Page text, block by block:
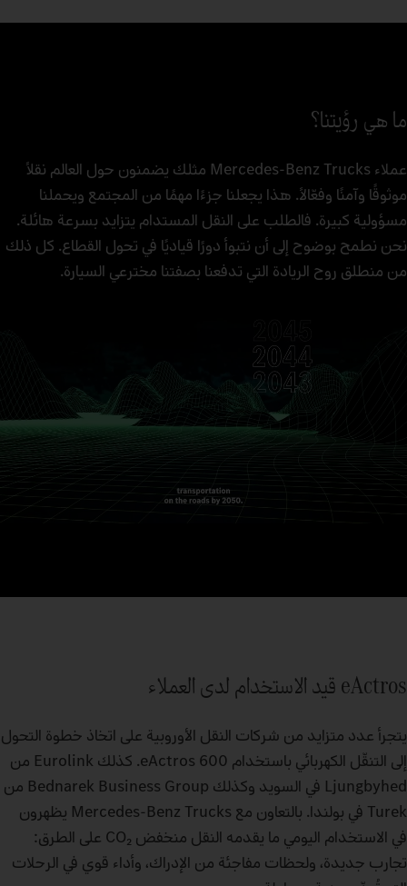
ما هي رؤيتنا؟
عملاء Mercedes‑Benz Trucks مثلك يضمنون حول العالم نقلًا
موثوقًا وآمنًا وفعّالًا. هذا يجعلنا جزءًا مهمًا من المجتمع ويحملنا
مسؤولية كبيرة. فالطلب على النقل المستدام يتزايد بسرعة هائلة.
نحن نطمح بوضوح إلى أن نتبوأ دورًا قياديًا في تحول القطاع. كل ذلك
من منطلق روح الريادة التي تدفعنا بصفتنا مخترعي السيارة.
eActros قيد الاستخدام لدى العملاء
يتجرأ عدد متزايد من شركات النقل الأوروبية على اتخاذ خطوة التحول
إلى التنقّل الكهربائي باستخدام eActros 600. كذلك Eurolink من
Ljungbyhed في السويد وكذلك Bednarek Business Group من
Turek في بولندا. بالتعاون مع Mercedes‑Benz Trucks يظهرون
في الاستخدام اليومي ما يقدمه النقل منخفض CO₂ على الطرق:
تجارب جديدة، ولحظات مفاجئة من الإدراك، وأداء قوي في الرحلات